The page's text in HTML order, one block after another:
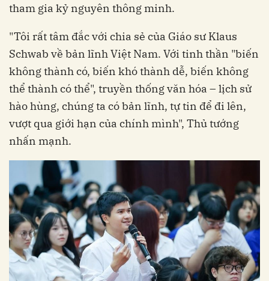
tham gia kỷ nguyên thông minh.
"Tôi rất tâm đắc với chia sẻ của Giáo sư Klaus
Schwab về bản lĩnh Việt Nam. Với tinh thần "biến
không thành có, biến khó thành dễ, biến không
thể thành có thể", truyền thống văn hóa – lịch sử
hào hùng, chúng ta có bản lĩnh, tự tin để đi lên,
vượt qua giới hạn của chính mình", Thủ tướng
nhấn mạnh.